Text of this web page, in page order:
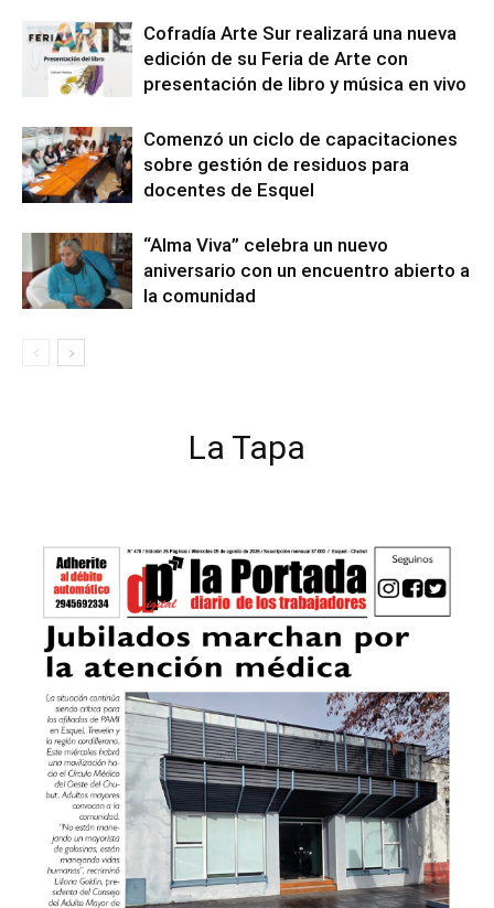
Cofradía Arte Sur realizará una nueva
edición de su Feria de Arte con
presentación de libro y música en vivo
Comenzó un ciclo de capacitaciones
sobre gestión de residuos para
docentes de Esquel
“Alma Viva” celebra un nuevo
aniversario con un encuentro abierto a
la comunidad
La Tapa